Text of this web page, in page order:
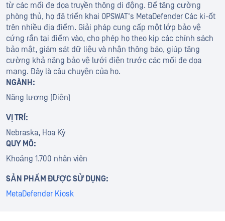
từ các mối đe dọa truyền thông di động. Để tăng cường
phòng thủ, họ đã triển khai OPSWAT's MetaDefender Các ki-ốt
trên nhiều địa điểm. Giải pháp cung cấp một lớp bảo vệ
cứng rắn tại điểm vào, cho phép họ theo kịp các chính sách
bảo mật, giám sát dữ liệu và nhận thông báo, giúp tăng
cường khả năng bảo vệ lưới điện trước các mối đe dọa
mạng. Đây là câu chuyện của họ.
NGÀNH:
Năng lượng (Điện)
VỊ TRÍ:
Nebraska, Hoa Kỳ
QUY MÔ:
Khoảng 1.700 nhân viên
SẢN PHẨM ĐƯỢC SỬ DỤNG:
MetaDefender Kiosk